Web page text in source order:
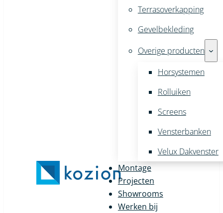
Terrasoverkapping
Gevelbekleding
Overige producten
Horsystemen
Rolluiken
Screens
Vensterbanken
Velux Dakvenster
Montage
Projecten
Showrooms
Werken bij